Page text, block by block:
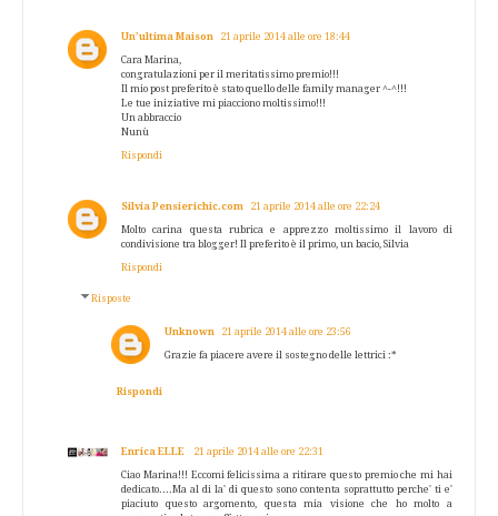
Un’ultima Maison 21 aprile 2014 alle ore 18:44
Cara Marina,
congratulazioni per il meritatissimo premio!!!
Il mio post preferito è stato quello delle family manager ^-^!!!
Le tue iniziative mi piacciono moltissimo!!!
Un abbraccio
Nunù
Rispondi
Silvia Pensierichic.com 21 aprile 2014 alle ore 22:24
Molto carina questa rubrica e apprezzo moltissimo il lavoro di
condivisione tra blogger! Il preferito è il primo, un bacio, Silvia
Rispondi
Risposte
Unknown 21 aprile 2014 alle ore 23:56
Grazie fa piacere avere il sostegno delle lettrici :*
Rispondi
Enrica ELLE 21 aprile 2014 alle ore 22:31
Ciao Marina!!! Eccomi felicissima a ritirare questo premio che mi hai
dedicato....Ma al di la' di questo sono contenta soprattutto perche' ti e'
piaciuto questo argomento, questa mia visione che ho molto a